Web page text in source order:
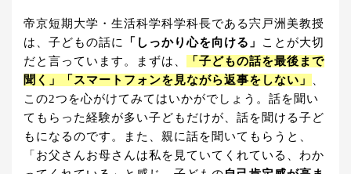
帝京短期大学・生活科学科学科長である宍戸洲美教授
は、子どもの話に
「しっかり心を向ける」
ことが大切
だと言っています。まずは、
「子どもの話を最後まで
聞く」「スマートフォンを見ながら返事をしない」
、
この2つを心がけてみてはいかがでしょう。話を聞い
てもらった経験が多い子どもだけが、話を聞ける子ど
もになるのです。また、親に話を聞いてもらうと、
「お父さんお母さんは私を見ていてくれている、わか